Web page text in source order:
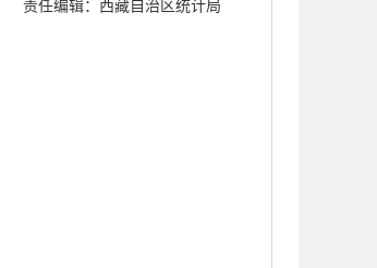
责任编辑：西藏自治区统计局